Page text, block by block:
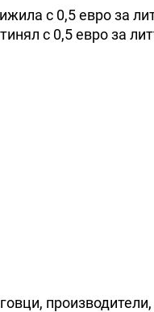
с 0,5 евро за
с 0,5 евро за
производители,